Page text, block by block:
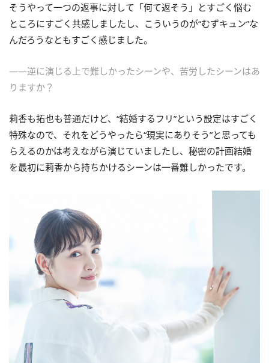
そうやって一つの返事に対して「何て返そう」とすごく悩む
ところにすごく共感しましたし、こういうのが“むずキュン”な
んだろうなともすごく感じました。
――逆に演じる上で難しかったシーンや、苦労したシーンはあ
りますか？
莉香も拓也も普通だけど、“結婚するフリ”という設定はすごく
特殊なので、それをどうやったら“現実にありそう”と思っても
らえるのかは考えながら演じていましたし、秘密の計画結婚
を最初に莉香から持ちかけるシーンは一番難しかったです。